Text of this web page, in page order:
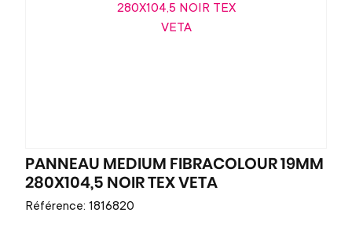
PANNEAU MEDIUM FIBRACOLOUR 19MM
280X104,5 NOIR TEX VETA
Référence: 1816820